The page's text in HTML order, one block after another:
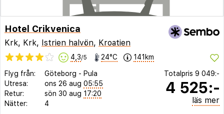
Hotel Crikvenica
Krk, Krk, Istrien halvön, Kroatien
4,3/5 24°C 141km
Flyg från: Göteborg - Pula
Utresa:
ons 26 aug 05:55
Retur:
sön 30 aug 17:20
Nätter:
4
Totalpris 9 049:-
4 525:-
läs mer